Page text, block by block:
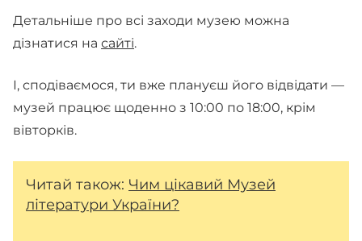
Детальніше про всі заходи музею можна
дізнатися на сайті.
І, сподіваємося, ти вже плануєш його відвідати —
музей працює щоденно з 10:00 по 18:00, крім
вівторків.
Читай також: Чим цікавий Музей
літератури України?